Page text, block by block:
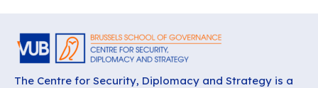
The Centre for Security, Diplomacy and Strategy is a